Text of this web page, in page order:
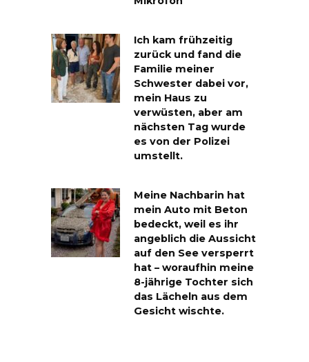
Ich kam frühzeitig
zurück und fand die
Familie meiner
Schwester dabei vor,
mein Haus zu
verwüsten, aber am
nächsten Tag wurde
es von der Polizei
umstellt.
Meine Nachbarin hat
mein Auto mit Beton
bedeckt, weil es ihr
angeblich die Aussicht
auf den See versperrt
hat – woraufhin meine
8-jährige Tochter sich
das Lächeln aus dem
Gesicht wischte.